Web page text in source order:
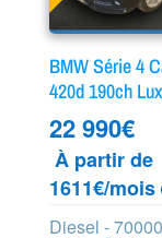
BMW Série 4
420d 190ch
22 990€
À partir de
1611€/mois
Diesel -